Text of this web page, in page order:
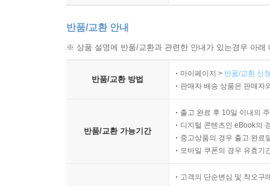
반품/교환 안내
※ 상품 설명에 반품/교환과 관련한 안내가 있는경우 아
반품/교환 방법
마이페이지 > 반품/교환 신
판매자 배송 상품은 판매자
반품/교환 가능기간
출고 완료 후 10일 이내의
디지털 콘텐츠인 eBook의
중고상품의 경우 출고 완료
모바일 쿠폰의 경우 유효기
고객의 단순변심 및 착오구